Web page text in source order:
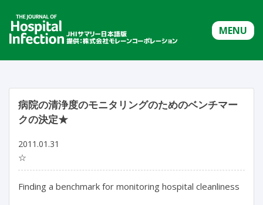
MENU
病院の清浄度のモニタリングのためのベンチマー
クの決定★
2011.01.31
☆
Finding a benchmark for monitoring hospital cleanliness